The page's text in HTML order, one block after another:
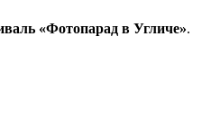
«Фотопарад в Угличе».